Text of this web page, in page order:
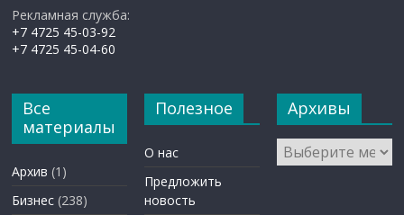
Рекламная служба:
+7 4725 45-03-92
+7 4725 45-04-60
Все
материалы
Архив (1)
Бизнес (238)
Полезное
О нас
Предложить
новость
Архивы
Архивы